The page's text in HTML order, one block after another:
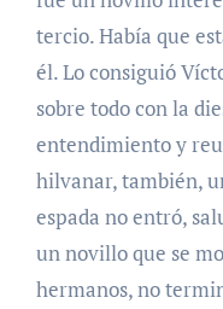
tercio. Había que
él. Lo consiguió
sobre todo con la
entendimiento y
hilvanar, también,
espada no entró,
un novillo que se
hermanos, no